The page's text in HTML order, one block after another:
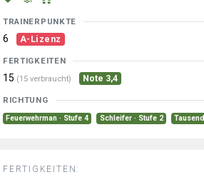
TRAINERPUNKTE
6 A-Lizenz
FERTIGKEITEN
15 (15 verbraucht) Note 3,4
RICHTUNG
Feuerwehrman · Stufe 4 Schleifer · Stufe 2
FERTIGKEITEN: